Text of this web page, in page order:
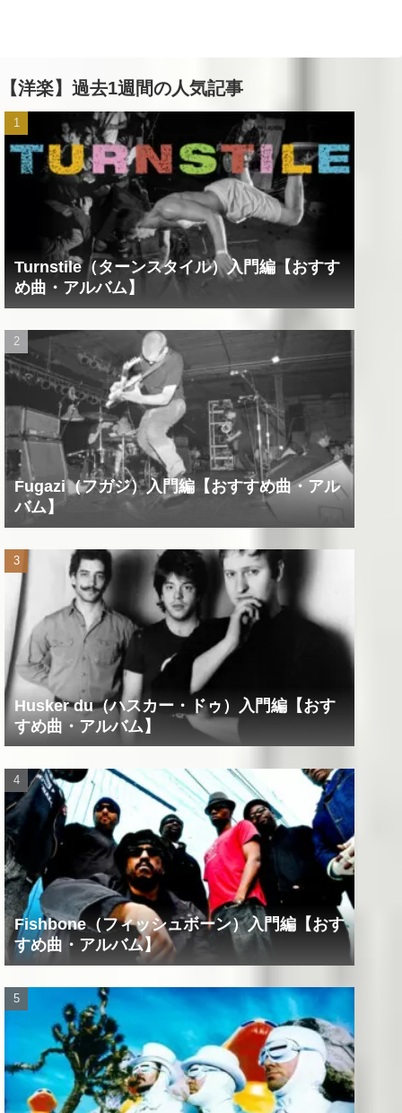
【洋楽】過去1週間の人気記事
Turnstile（ターンスタイル）入門編【おすす
め曲・アルバム】
Fugazi（フガジ）入門編【おすすめ曲・アル
バム】
Husker du（ハスカー・ドゥ）入門編【おす
すめ曲・アルバム】
Fishbone（フィッシュボーン）入門編【おす
すめ曲・アルバム】